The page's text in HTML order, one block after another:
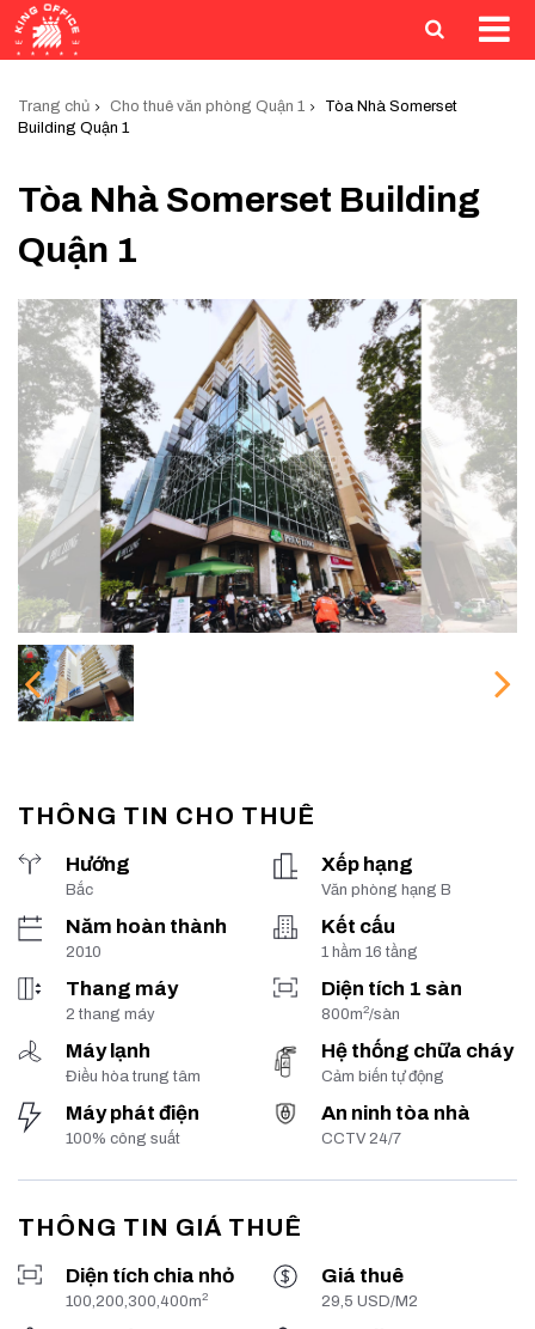
Trang chủ Cho thuê văn phòng Quận 1
Tòa Nhà Somerset
Building Quận 1
Tòa Nhà Somerset Building
Quận 1
THÔNG TIN CHO THUÊ
Hướng
Bắc
Xếp hạng
Văn phòng hạng B
Năm hoàn thành
2010
Kết cấu
1 hầm 16 tầng
Thang máy
2 thang máy
Diện tích 1 sàn
800m2/sàn
Máy lạnh
Điều hòa trung tâm
Hệ thống chữa cháy
Cảm biến tự động
Máy phát điện
100% công suất
An ninh tòa nhà
CCTV 24/7
THÔNG TIN GIÁ THUÊ
Diện tích chia nhỏ
100,200,300,400m2
Giá thuê
29,5 USD/M2